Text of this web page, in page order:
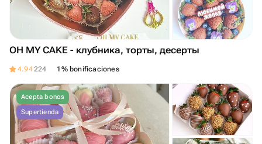
OH MY CAKE - клубника, торты, десерты
4.94224 1% bonificaciones
Acepta bonos
Supertienda